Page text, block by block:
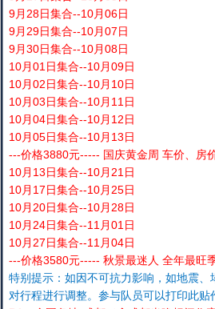
9月28日集合--10月06日
9月29日集合--10月07日
9月30日集合--10月08日
10月01日集合--10月09日
10月02日集合--10月10日
10月03日集合--10月11日
10月04日集合--10月12日
10月05日集合--10月13日
---价格3880元----- 国庆黄金周 车价、房
10月13日集合--10月21日
10月17日集合--10月25日
10月20日集合--10月28日
10月24日集合--11月01日
10月27日集合--11月04日
---价格3580元----- 秋景最迷人 全年最旺
特别提示：如因不可抗力影响，如地震
对行程进行调整。参与队员可以打印此贴